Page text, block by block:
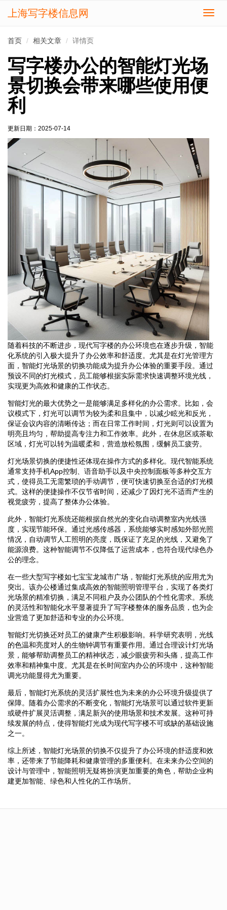
切
上海写字楼信息网
首页 相关文章 详情页
写字楼办公的智能灯光场
景切换会带来哪些使用便
利
更新日期： 2025-07-14
随着科技的不断进步，现代写字楼的办公环境也在逐步升级，智能
化系统的引入极大提升了办公效率和舒适度。尤其是在灯光管理方
面，智能灯光场景的切换功能成为提升办公体验的重要手段。通过
预设不同的灯光模式，员工能够根据实际需求快速调整环境光线，
实现更为高效和健康的工作状态。
智能灯光的最大优势之一是能够满足多样化的办公需求。比如，会
议模式下，灯光可以调节为较为柔和且集中，以减少眩光和反光，
保证会议内容的清晰传达；而在日常工作时间，灯光则可以设置为
明亮且均匀，帮助提高专注力和工作效率。此外，在休息区或茶歇
区域，灯光可以转为温暖柔和，营造放松氛围，缓解员工疲劳。
灯光场景切换的便捷性还体现在操作方式的多样化。现代智能系统
通常支持手机App控制、语音助手以及中央控制面板等多种交互方
式，使得员工无需繁琐的手动调节，便可快速切换至合适的灯光模
式。这样的便捷操作不仅节省时间，还减少了因灯光不适而产生的
视觉疲劳，提高了整体办公体验。
此外，智能灯光系统还能根据自然光的变化自动调整室内光线强
度，实现节能环保。通过光感传感器，系统能够实时感知外部光照
情况，自动调节人工照明的亮度，既保证了充足的光线，又避免了
能源浪费。这种智能调节不仅降低了运营成本，也符合现代绿色办
公的理念。
在一些大型写字楼如七宝宝龙城市广场，智能灯光系统的应用尤为
突出。该办公楼通过集成高效的智能照明管理平台，实现了各类灯
光场景的精准切换，满足不同租户及办公团队的个性化需求。系统
的灵活性和智能化水平显著提升了写字楼整体的服务品质，也为企
业营造了更加舒适和专业的办公环境。
智能灯光切换还对员工的健康产生积极影响。科学研究表明，光线
的色温和亮度对人的生物钟调节有重要作用。通过合理设计灯光场
景，能够帮助调整员工的精神状态，减少眼疲劳和头痛，提高工作
效率和精神集中度。尤其是在长时间室内办公的环境中，这种智能
调光功能显得尤为重要。
最后，智能灯光系统的灵活扩展性也为未来的办公环境升级提供了
保障。随着办公需求的不断变化，智能灯光场景可以通过软件更新
或硬件扩展灵活调整，满足新兴的使用场景和技术发展。这种可持
续发展的特点，使得智能灯光成为现代写字楼不可或缺的基础设施
之一。
综上所述，智能灯光场景的切换不仅提升了办公环境的舒适度和效
率，还带来了节能降耗和健康管理的多重便利。在未来办公空间的
设计与管理中，智能照明无疑将扮演更加重要的角色，帮助企业构
建更加智能、绿色和人性化的工作场所。